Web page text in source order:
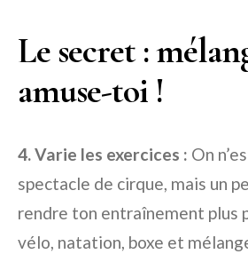
Le secret :
amuse-toi !
4. Varie les exercices : On
spectacle de cirque, mais un
rendre ton entraînement plus
vélo, natation, boxe et